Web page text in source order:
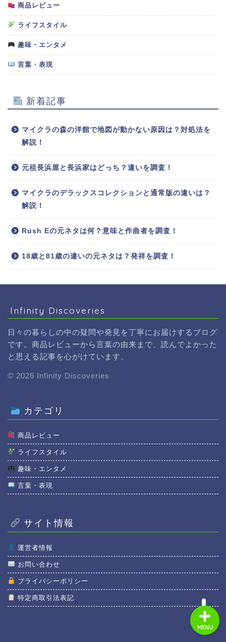
商品レビュー
ライフスタイル
趣味・エンタメ
言葉・表現
新着記事
マイクラの森の洋館で地図が動かない原因は？対処法を
解説！
元祖長浜屋と長浜家はどっち？違いを調査！
マイクラのデラックスコレクションと通常版の違いは？
解説！
Rush Eの元ネタは何？意味と作曲者を調査！
18歳と81歳の違いの元ネタは？発祥を調査！
Infinity Discoveries
日々の暮らしの中の疑問や発見を丁寧にお届けするブログ
です。商品レビューから言葉の由来まで、読んでよかった
と思える記事を心がけています。
© 2026 Infinity Discoveries
カテゴリ
商品レビュー
ライフスタイル
趣味・エンタメ
言葉・表現
サイト情報
運営者情報
お問い合わせ
プライバシーポリシー
特定商取引法表記
MENU
ホーム
ライフスタイル
趣味・エンタメ